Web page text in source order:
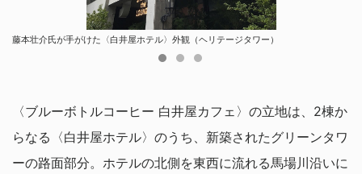
藤本壮介氏が手がけた〈白井屋ホテル〉外観（ヘリテージタワー）
〈白井屋ホテル〉パサージュ
パサージュを抜けた先に〈ブルーボトルコーヒー 白井屋カフェ〉がある
〈ブルーボトルコーヒー 白井屋カフェ〉の立地は、2棟か
らなる〈白井屋ホテル〉のうち、新築されたグリーンタワ
ーの路面部分。ホテルの北側を東西に流れる馬場川沿いに